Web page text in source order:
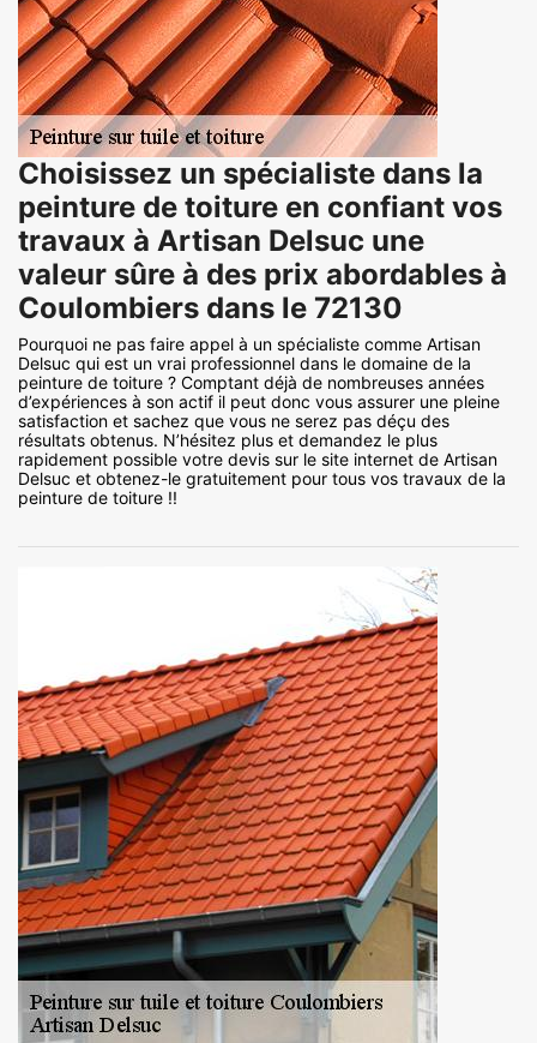
Choisissez un spécialiste dans la
peinture de toiture en confiant vos
travaux à Artisan Delsuc une
valeur sûre à des prix abordables à
Coulombiers dans le 72130
Pourquoi ne pas faire appel à un spécialiste comme Artisan
Delsuc qui est un vrai professionnel dans le domaine de la
peinture de toiture ? Comptant déjà de nombreuses années
d’expériences à son actif il peut donc vous assurer une pleine
satisfaction et sachez que vous ne serez pas déçu des
résultats obtenus. N’hésitez plus et demandez le plus
rapidement possible votre devis sur le site internet de Artisan
Delsuc et obtenez-le gratuitement pour tous vos travaux de la
peinture de toiture !!